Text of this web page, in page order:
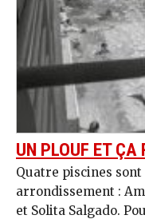
UN PLOUF ET ÇA
Quatre piscines
arrondissement :
et Solita Salgado.